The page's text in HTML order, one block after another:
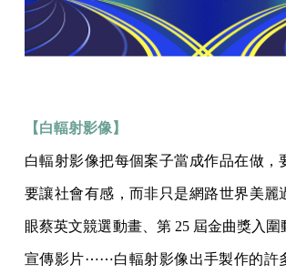
【白輻射影像】
白輻射影像把每個案子當成作品在做，
要讓社會有感，而非只是網路世界美麗
眼蔡英文競選動畫、第 25 屆金曲獎入
宣傳影片⋯⋯白輻射影像出手製作的許